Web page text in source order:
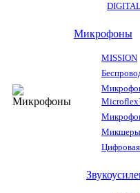
Микрофоны
MISSION
Микшеры